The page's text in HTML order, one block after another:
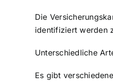
Die
identifiziert werden
Unterschiedliche
Es gibt